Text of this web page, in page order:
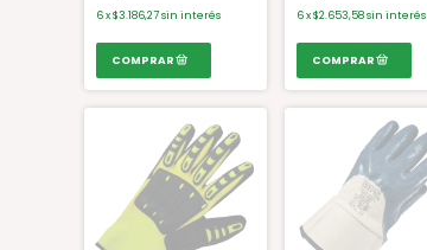
6x$3.186,27sin interés 6x$2.653,58sin interés